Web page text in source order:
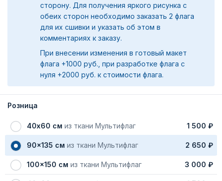
сторону. Для получения яркого рисунка с
обеих сторон необходимо заказать 2 флага
для их сшивки и указать об этом в
комментариях к заказу.
При внесении изменения в готовый макет
флага +1000 руб., при разработке флага с
нуля +2000 руб. к стоимости флага.
Розница
40х60 см из ткани Мультифлаг 1 500 ₽
90x135 см из ткани Мультифлаг 2 650 ₽
100x150 см из ткани Мультифлаг 3 000 ₽